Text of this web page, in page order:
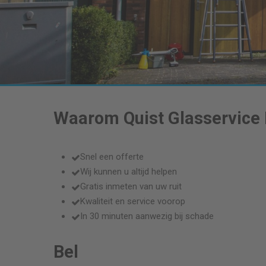
Waarom Quist Glasservice
Snel een offerte
Wij kunnen u altijd helpen
Gratis inmeten van uw ruit
Kwaliteit en service voorop
In 30 minuten aanwezig bij schade
Bel